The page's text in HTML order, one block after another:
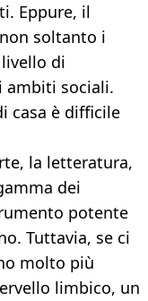
Eppure, il
soltanto i
livello di
sociali.
casa è difficile
la letteratura,
dei
potente
Tuttavia, se ci
molto più
limbico, un